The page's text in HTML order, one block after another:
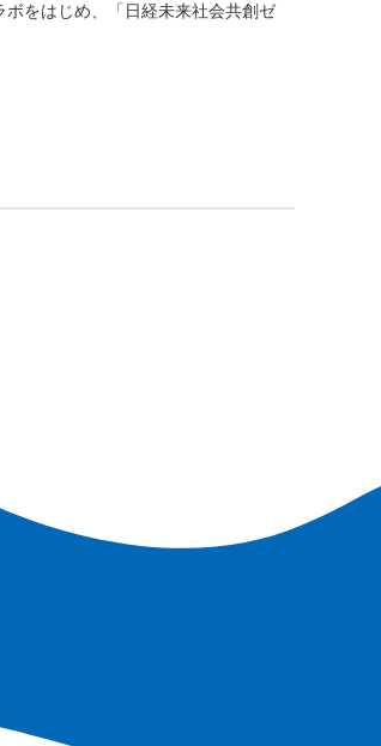
ボをはじめ、「日経未来社会共創ゼ